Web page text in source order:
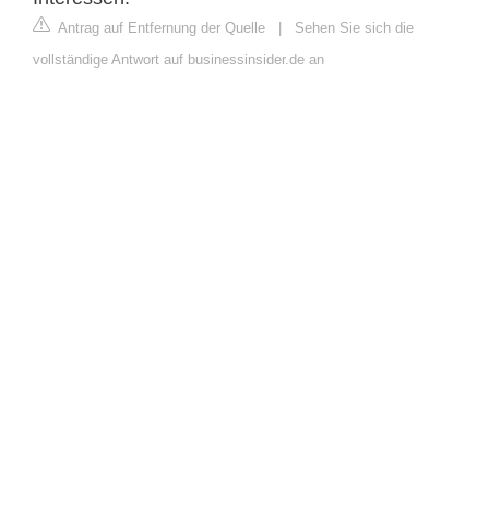
Antrag auf Entfernung der Quelle | Sehen Sie sich die
vollständige Antwort auf businessinsider.de an